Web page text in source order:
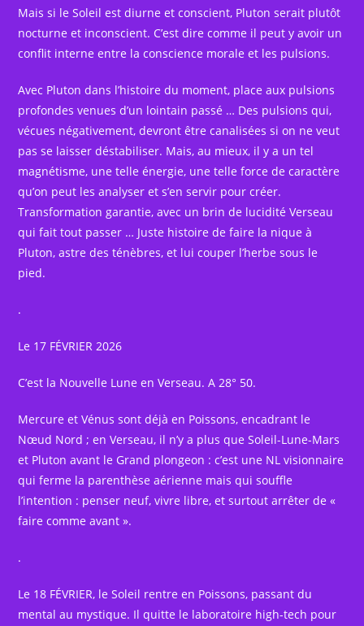
Mais si le Soleil est diurne et conscient, Pluton serait plutôt
nocturne et inconscient. C’est dire comme il peut y avoir un
conflit interne entre la conscience morale et les pulsions.
Avec Pluton dans l’histoire du moment, place aux pulsions
profondes venues d’un lointain passé … Des pulsions qui,
vécues négativement, devront être canalisées si on ne veut
pas se laisser déstabiliser. Mais, au mieux, il y a un tel
magnétisme, une telle énergie, une telle force de caractère
qu’on peut les analyser et s’en servir pour créer.
Transformation garantie, avec un brin de lucidité Verseau
qui fait tout passer … Juste histoire de faire la nique à
Pluton, astre des ténèbres, et lui couper l’herbe sous le
pied.
.
Le 17 FÉVRIER 2026
C’est la Nouvelle Lune en Verseau. A 28° 50.
Mercure et Vénus sont déjà en Poissons, encadrant le
Nœud Nord ; en Verseau, il n’y a plus que Soleil-Lune-Mars
et Pluton avant le Grand plongeon : c’est une NL visionnaire
qui ferme la parenthèse aérienne mais qui souffle
l’intention : penser neuf, vivre libre, et surtout arrêter de «
faire comme avant ».
.
Le 18 FÉVRIER, le Soleil rentre en Poissons, passant du
mental au mystique. Il quitte le laboratoire high-tech pour